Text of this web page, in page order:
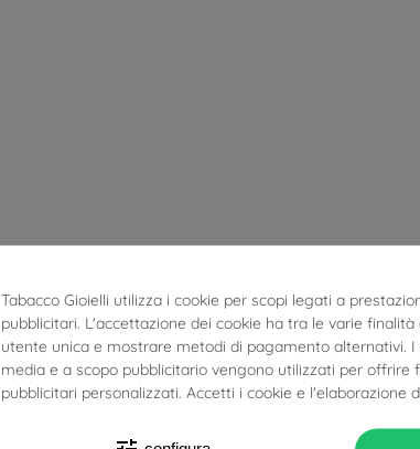
Tabacco Gioielli utilizza i cookie per scopi legati a
pubblicitari. L'accettazione dei cookie ha tra le varie
utente unica e mostrare metodi di pagamento alternativi.
media e a scopo pubblicitario vengono utilizzati per offrire
pubblicitari personalizzati. Accetti i cookie e l'elaborazione